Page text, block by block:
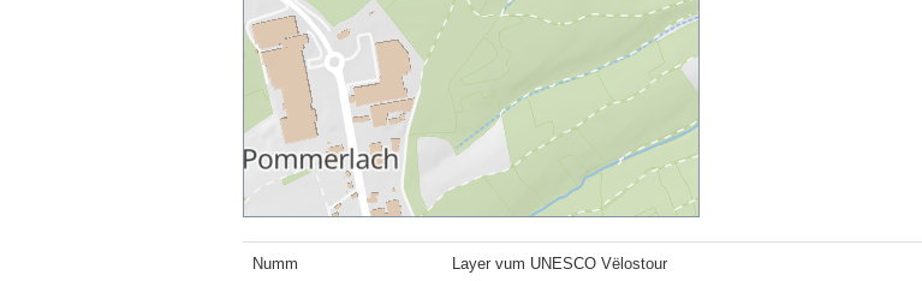
Numm Layer vum UNESCO Vëlostour